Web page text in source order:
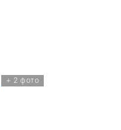
+ 2 фото